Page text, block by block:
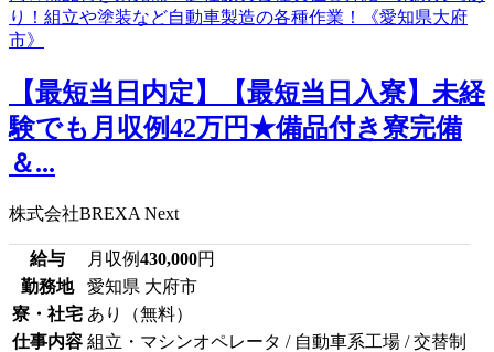
【最短当日内定】【最短当日入寮】未経
験でも月収例42万円★備品付き寮完備
＆...
株式会社BREXA Next
給与 月収例430,000円
勤務地
愛知県 大府市
寮・社宅 あり（無料）
仕事内容 組立・マシンオペレータ / 自動車系工場 / 交替制